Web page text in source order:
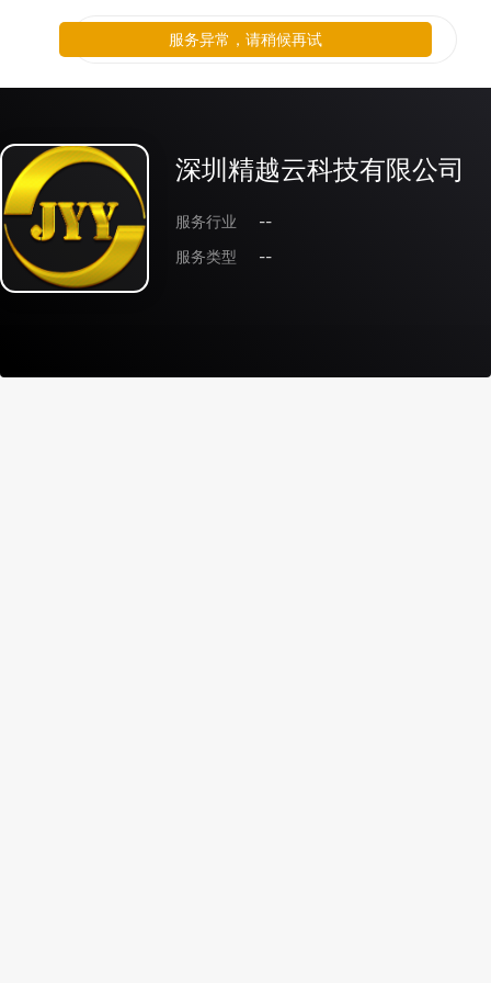
深圳精越云科技有限公司
服务行业
--
服务类型
--
服务异常，请稍候再试